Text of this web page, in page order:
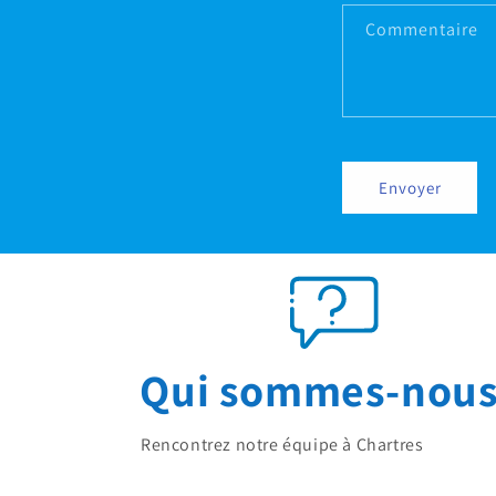
Commentaire
Envoyer
Qui sommes-
Rencontrez notre équipe à Chartres